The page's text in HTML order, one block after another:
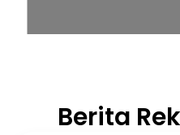
Berita